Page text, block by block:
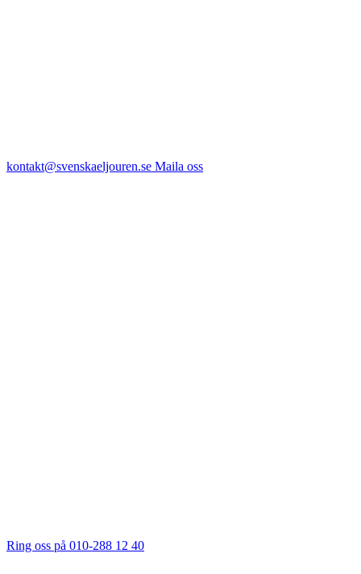
kontakt@svenskaeljouren.se Maila oss
Ring oss på 010-288 12 40